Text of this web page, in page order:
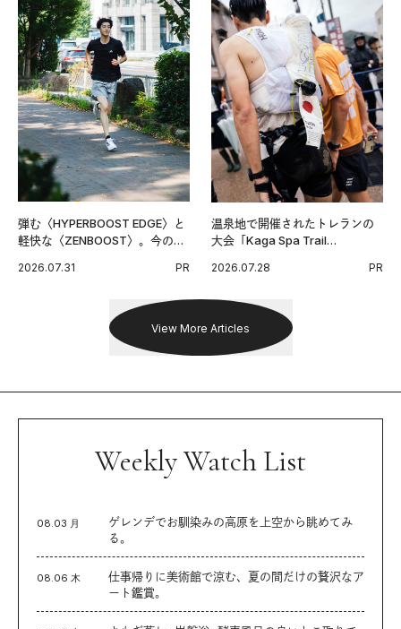
弾む〈HYPERBOOST EDGE〉と
軽快な〈ZENBOOST〉。今の時
出した新機軸。
2026.07.31 PR
温泉地で開催されたトレランの
大会「Kaga Spa Trail
戦を夢見るランナーたちの奮闘
2026.07.28 PR
View More Articles
Weekly Watch List
08.03 月
ゲレンデでお馴染みの高原を上空から眺めてみ
る。
08.06 木
仕事帰りに美術館で涼む、夏の間だけの贅沢なア
ート鑑賞。